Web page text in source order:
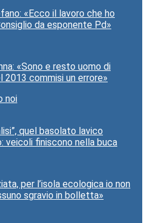
«Ecco il lavoro che ho
da esponente Pd»
«Sono e resto uomo di
2013 commisi un errore»
noi
quel basolato lavico
veicoli finiscono nella buca
per l’isola ecologica io non
sgravio in bolletta»